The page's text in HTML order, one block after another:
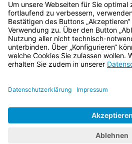
Sprechzimmer und die
Verfügung.
Bayern.de
BayernPortal
Impressum